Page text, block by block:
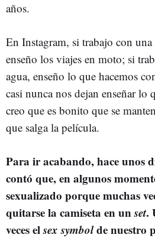
años.
En Instagram, si trabajo con una
enseño los viajes en moto; si
agua, enseño lo que hacemos
casi nunca nos dejan enseñar lo
creo que es bonito que se
que salga la película.
Para ir acabando, hace unos
contó que, en algunos
sexualizado porque muchas
quitarse la camiseta en unset.
veces elsex symbolde nuestro